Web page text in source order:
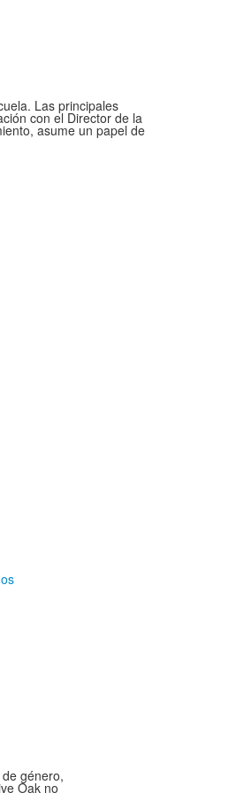
Las principales
con el Director de la
asume un papel de
género,
Oak no